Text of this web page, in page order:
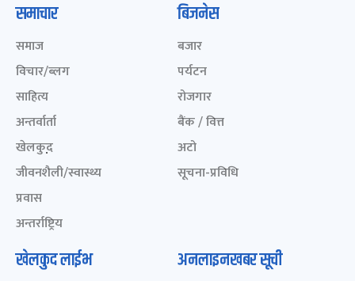
समाचार
समाज
विचार/ब्लग
साहित्य
अन्तर्वार्ता
खेलकुद़़
जीवनशैली/स्वास्थ्य
प्रवास
अन्तर्राष्ट्रिय
बिजनेस
बजार
पर्यटन
रोजगार
बैंक / वित्त
अटो
सूचना-प्रविधि
खेलकुद लाईभ अनलाइनखबर सूची